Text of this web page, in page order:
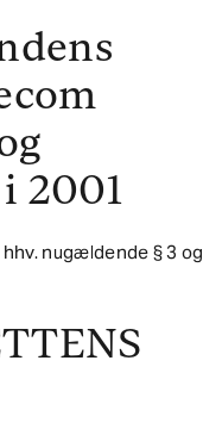
2001
nugældende § 3 og